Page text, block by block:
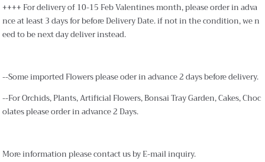
++++ For delivery of 10-15 Feb Valentines month, please order in adva
nce at least 3 days for before Delivery Date. if not in the condition, we n
eed to be next day deliver instead.
--Some imported Flowers please oder in advance 2 days before delivery.
--For Orchids, Plants, Artificial Flowers, Bonsai Tray Garden, Cakes, Choc
olates please order in advance 2 Days.
More information please contact us by E-mail inquiry.